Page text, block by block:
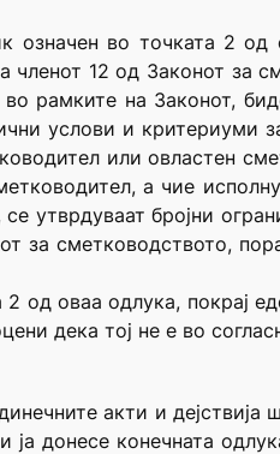
означен во точката 2
12 од Законот за
рамките на Законот,
услови и критериуми
или овластен
а чие
утврдуваат бројни
за сметководството,
од оваа одлука, покрај
дека тој не е во
акти и
донесе конечната